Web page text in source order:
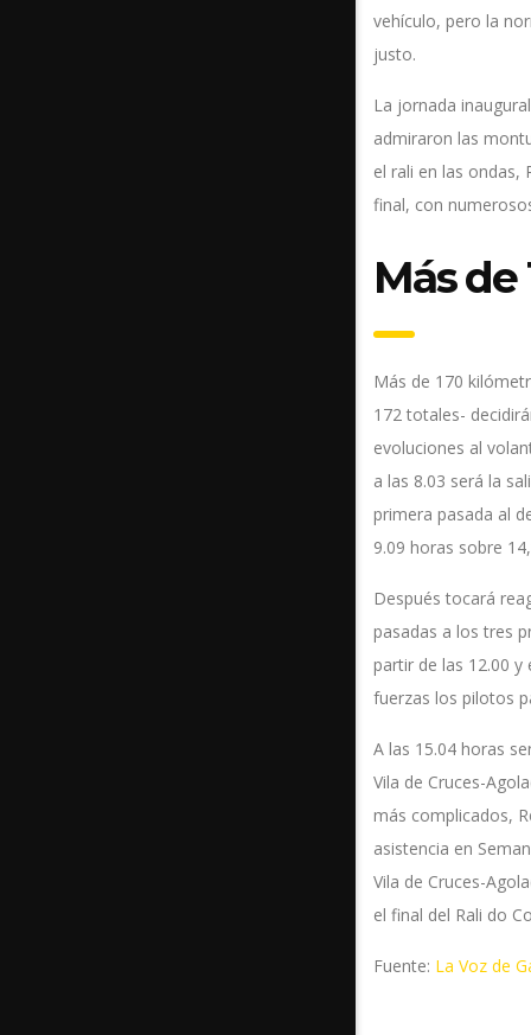
vehículo, pero la
justo.
La jornada
admiraron las
el rali en las ondas,
final, con
Más
Más de 170
172 totales-
evoluciones al
a las 8.03 será la
primera pasada al
9.09 horas sobre
Después tocará
pasadas a los tres
partir de las 12.00
fuerzas los pilotos
A las 15.04 horas
Vila de Cruces-
más complicados,
asistencia en
Vila de Cruces-
el final del Rali do
Fuente: La Voz de